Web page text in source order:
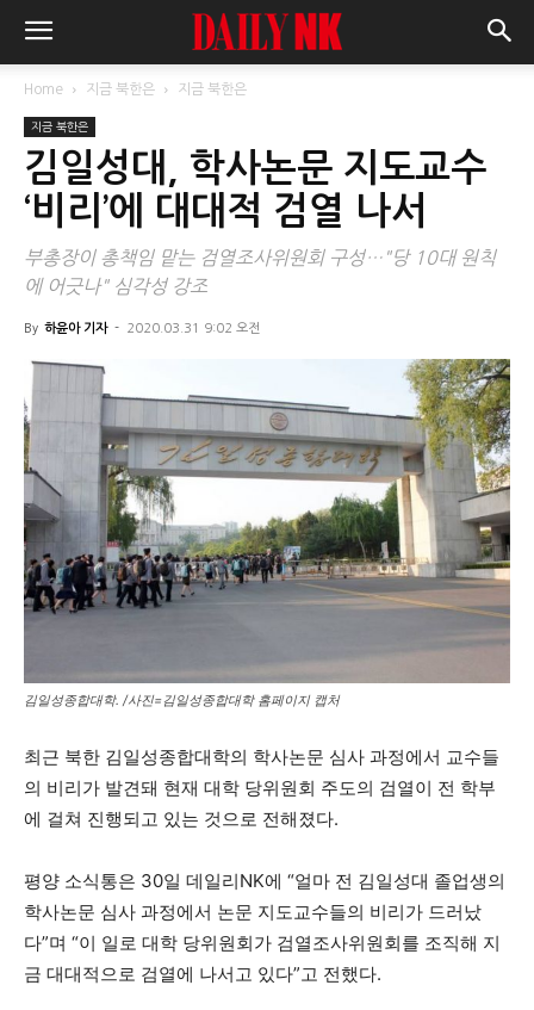
Home 지금 북한은 지금 북한은
지금 북한은
김일성대, 학사논문 지도교수
‘비리’에 대대적 검열 나서
부총장이 총책임 맡는 검열조사위원회 구성…"당 10대 원칙
에 어긋나" 심각성 강조
By 하윤아 기자 - 2020.03.31 9:02 오전
김일성종합대학. /사진=김일성종합대학 홈페이지 캡처
최근 북한 김일성종합대학의 학사논문 심사 과정에서 교수들
의 비리가 발견돼 현재 대학 당위원회 주도의 검열이 전 학부
에 걸쳐 진행되고 있는 것으로 전해졌다.
평양 소식통은 30일 데일리NK에 “얼마 전 김일성대 졸업생의
학사논문 심사 과정에서 논문 지도교수들의 비리가 드러났
다”며 “이 일로 대학 당위원회가 검열조사위원회를 조직해 지
금 대대적으로 검열에 나서고 있다”고 전했다.